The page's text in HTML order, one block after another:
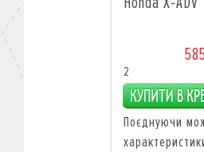
2
Поєднуючи